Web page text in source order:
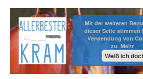
Mit der weiteren
dieser Seite stimmen
Verwendung von
zu. Mehr
Weiß ich